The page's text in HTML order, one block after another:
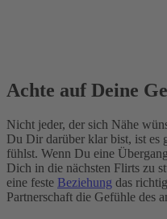
Achte auf Deine
Nicht jeder, der sich Nähe
Du Dir darüber klar bist, ist es
fühlst. Wenn Du eine
Dich in die nächsten Flirts zu
eine feste Beziehung das
Partnerschaft die Gefühle des